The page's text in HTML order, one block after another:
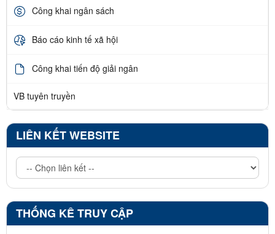
Công khai ngân sách
Báo cáo kinh tế xã hội
Công khai tiến độ giải ngân
VB tuyên truyền
LIÊN KẾT WEBSITE
THỐNG KÊ TRUY CẬP